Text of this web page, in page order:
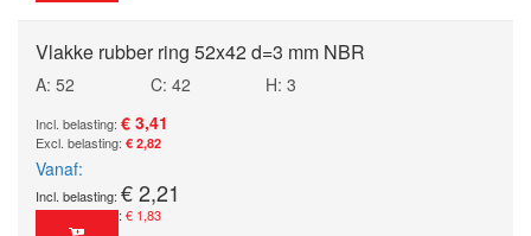
Vlakke rubber ring 52x42 d=3 mm NBR
A: 52 C: 42
H: 3
€ 3,41
€ 2,82
Vanaf
€ 2,21
€ 1,83